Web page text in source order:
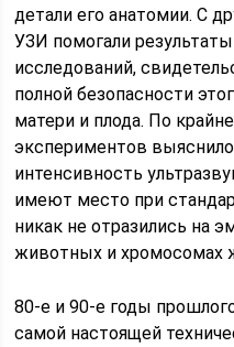
детали его анатомии. С
УЗИ помогали
исследований,
полной безопасности
матери и плода. По
экспериментов
интенсивность
имеют место при
никак не отразились на
животных и хромосомах
80-е и 90-е годы
самой настоящей